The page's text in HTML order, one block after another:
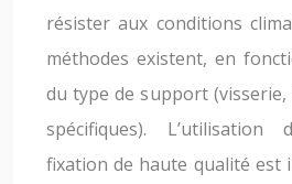
résister aux conditions
méthodes existent, en
du type de support
spécifiques).
fixation de haute qualité est